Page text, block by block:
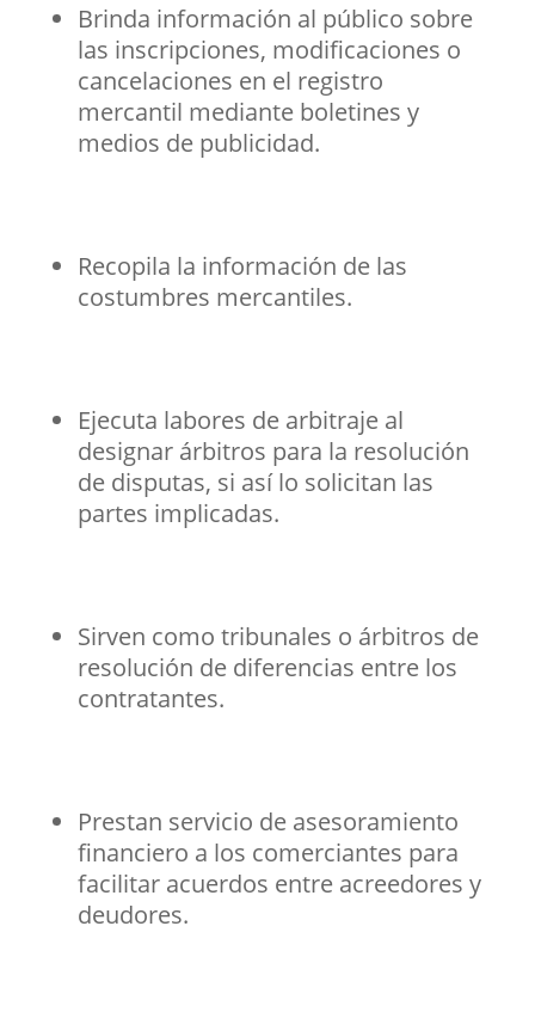
Brinda información al público sobre
las inscripciones, modificaciones o
cancelaciones en el registro
mercantil mediante boletines y
medios de publicidad.
Recopila la información de las
costumbres mercantiles.
Ejecuta labores de arbitraje al
designar árbitros para la resolución
de disputas, si así lo solicitan las
partes implicadas.
Sirven como tribunales o árbitros de
resolución de diferencias entre los
contratantes.
Prestan servicio de asesoramiento
financiero a los comerciantes para
facilitar acuerdos entre acreedores y
deudores.